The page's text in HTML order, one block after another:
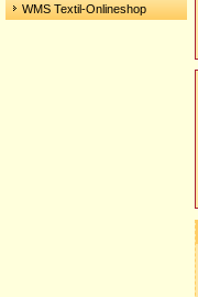
WMS Textil-Onlineshop